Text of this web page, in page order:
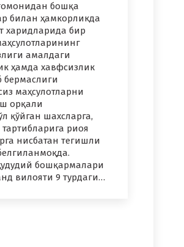
бошқа
билан ҳамкорликда
харидларида бир
амалдаги
ҳамда хавфсизлик
бермаслиги
маҳсулотларни
орқали
қўйган шахсларга,
риоя
нисбатан тегишли
бошқармалари
вилояти 9 турдаги…